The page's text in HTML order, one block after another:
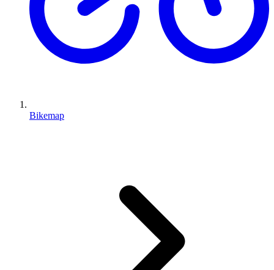
Bikemap